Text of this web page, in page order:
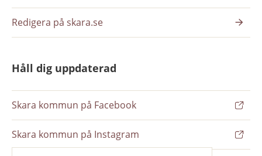
Redigera på skara.se
Håll dig uppdaterad
Skara kommun på Facebook
Skara kommun på Instagram